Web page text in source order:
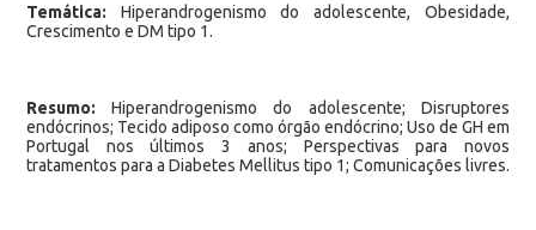
Temática: Hiperandrogenismo do adolescente, Obesidade,
Crescimento e DM tipo 1.
Resumo: Hiperandrogenismo do adolescente; Disruptores
endócrinos; Tecido adiposo como órgão endócrino; Uso de GH em
Portugal nos últimos 3 anos; Perspectivas para novos
tratamentos para a Diabetes Mellitus tipo 1; Comunicações livres.